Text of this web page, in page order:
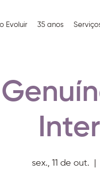
Evoluir 35 anos
sex., 11 de out.